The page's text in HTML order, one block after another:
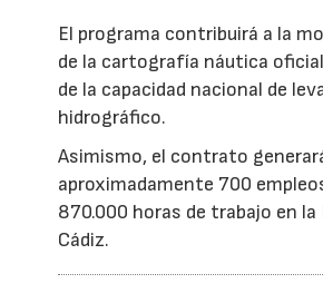
El programa contribuirá a la
de la cartografía náutica
de la capacidad nacional de
hidrográfico.
Asimismo, el contrato
aproximadamente 700
870.000 horas de trabajo en la
Cádiz.